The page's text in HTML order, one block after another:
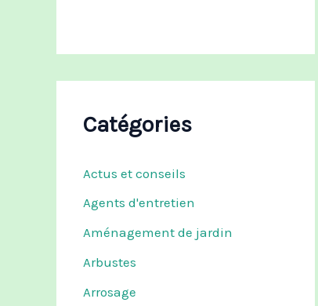
Catégories
Actus et conseils
Agents d'entretien
Aménagement de jardin
Arbustes
Arrosage